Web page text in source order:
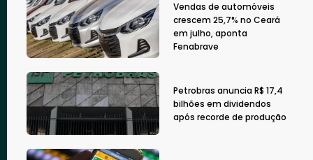
Vendas de automóveis
crescem 25,7% no Ceará
em julho, aponta
Fenabrave
Petrobras anuncia R$ 17,4
bilhões em dividendos
após recorde de produção